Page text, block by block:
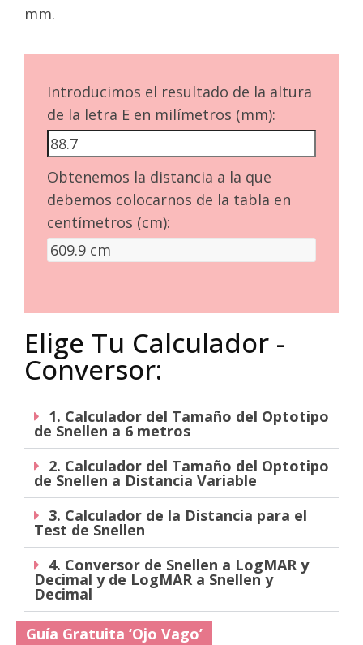
mm.
Introducimos el resultado de la altura
de la letra E en milímetros (mm):
Obtenemos la distancia a la que
debemos colocarnos de la tabla en
centímetros (cm):
Elige Tu Calculador -
Conversor:
1. Calculador del Tamaño del Optotipo
de Snellen a 6 metros
2. Calculador del Tamaño del Optotipo
de Snellen a Distancia Variable
3. Calculador de la Distancia para el
Test de Snellen
4. Conversor de Snellen a LogMAR y
Decimal y de LogMAR a Snellen y
Decimal
Guía Gratuita ‘Ojo Vago’